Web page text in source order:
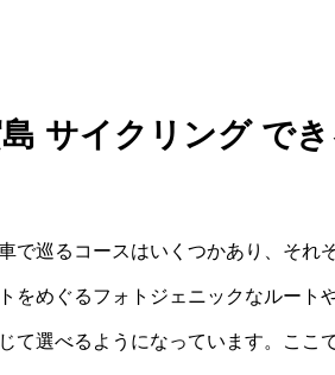
島 サイクリング で
で巡るコースはいくつかあり、それ
をめぐるフォトジェニックなルート
て選べるようになっています。ここ